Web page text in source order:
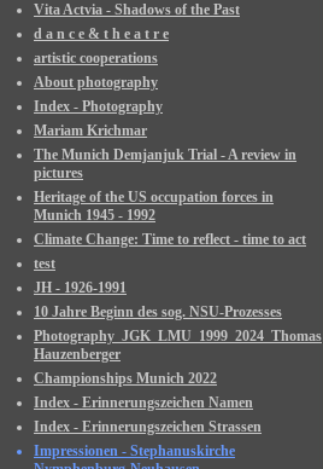
Vita Actvia - Shadows of the Past
d a n c e & t h e a t r e
artistic cooperations
About photography
Index - Photography
Mariam Krichmar
The Munich Demjanjuk Trial - A review in
pictures
Heritage of the US occupation forces in
Munich 1945 - 1992
Climate Change: Time to reflect - time to act
test
JH - 1926-1991
10 Jahre Beginn des sog. NSU-Prozesses
Photography_JGK_LMU_1999_2024_Thomas
Hauzenberger
Championships Munich 2022
Index - Erinnerungszeichen Namen
Index - Erinnerungszeichen Strassen
Impressionen - Stephanuskirche